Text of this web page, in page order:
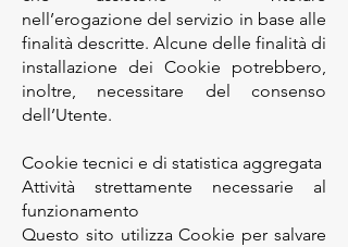
nell’erogazione del servizio in base alle
finalità descritte. Alcune delle finalità di
installazione dei Cookie potrebbero,
inoltre, necessitare del consenso
dell’Utente.
Cookie tecnici e di statistica aggregata
Attività strettamente necessarie al
funzionamento
Questo sito utilizza Cookie per salvare